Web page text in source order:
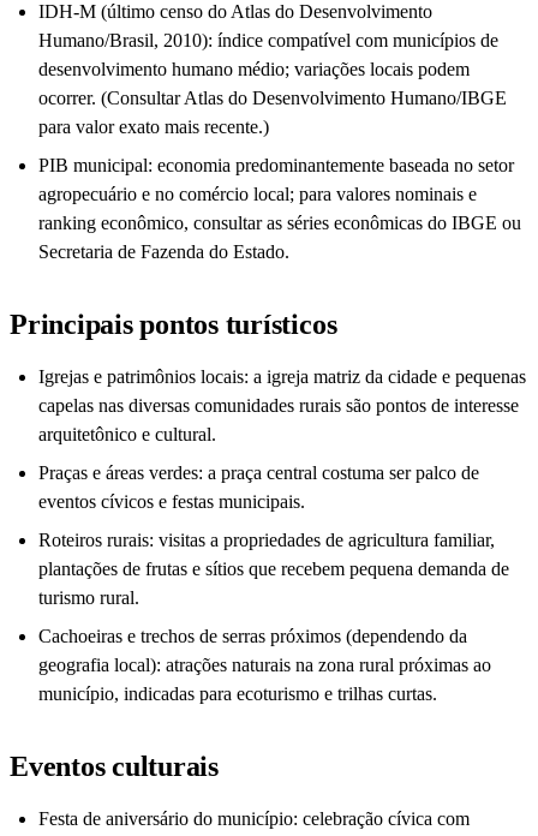
IDH-M (último censo do Atlas do Desenvolvimento
Humano/Brasil, 2010): índice compatível com municípios de
desenvolvimento humano médio; variações locais podem
ocorrer. (Consultar Atlas do Desenvolvimento Humano/IBGE
para valor exato mais recente.)
PIB municipal: economia predominantemente baseada no setor
agropecuário e no comércio local; para valores nominais e
ranking econômico, consultar as séries econômicas do IBGE ou
Secretaria de Fazenda do Estado.
Principais pontos turísticos
Igrejas e patrimônios locais: a igreja matriz da cidade e pequenas
capelas nas diversas comunidades rurais são pontos de interesse
arquitetônico e cultural.
Praças e áreas verdes: a praça central costuma ser palco de
eventos cívicos e festas municipais.
Roteiros rurais: visitas a propriedades de agricultura familiar,
plantações de frutas e sítios que recebem pequena demanda de
turismo rural.
Cachoeiras e trechos de serras próximos (dependendo da
geografia local): atrações naturais na zona rural próximas ao
município, indicadas para ecoturismo e trilhas curtas.
Eventos culturais
Festa de aniversário do município: celebração cívica com